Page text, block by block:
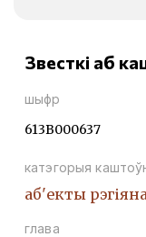
Звесткі аб
шыфр
613В000637
катэгорыя
аб'екты
глава